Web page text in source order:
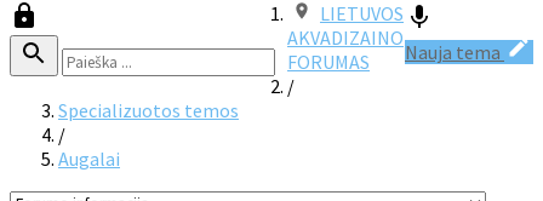
Nauja tema
LIETUVOS
AKVADIZAINO
FORUMAS
/
Specializuotos temos
/
Augalai